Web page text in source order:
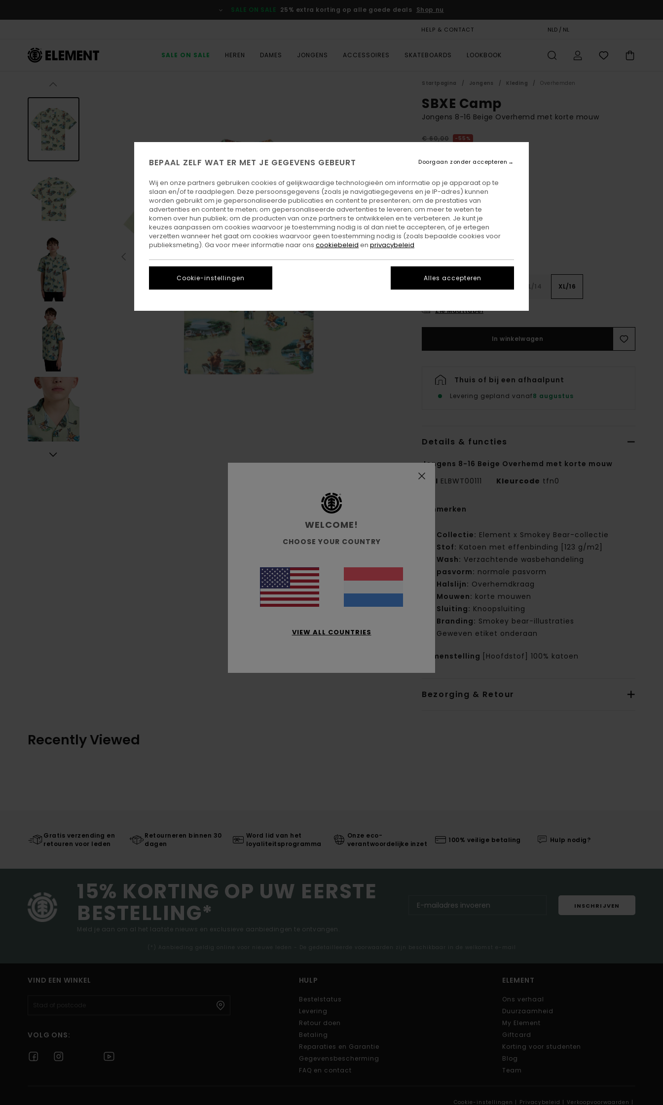
Productinformatie
SALE ON SALE 25% extra korting op alle goede deals Shop nu
HELP & CONTACT NLD / NL
SALE ON SALE HEREN DAMES JONGENS ACCESSOIRES SKATEBOARDS LOOKBOOK
Startpagina Jongens Kleding Overhemden
SBXE Camp
Jongens 8-16 Beige Overhemd met korte mouw
€ 60,00 55%
SALE
KleurOyster Gray
L/14 XL/16
Zie Maattabel
In winkelwagen
Thuis of bij een afhaalpunt
Levering gepland vanaf8 augustus
Details & functies
Jongens 8-16 Beige Overhemd met korte mouw
Stijl ELBWT00111 Kleurcode tfn0
Kenmerken
Collectie: Element x Smokey Bear-collectie
Stof: Katoen met effenbinding [123 g/m2]
Wash: Verzachtende wasbehandeling
pasvorm: normale pasvorm
Halslijn: Overhemdkraag
Mouwen: korte mouwen
Sluiting: Knoopsluiting
Branding: Smokey bear-illustraties
Geweven etiket onderaan
Samenstelling [Hoofdstof] 100% katoen
Bezorging & Retour
Recently Viewed
Gratis verzending en
retouren voor leden
Retourneren binnen 30
dagen
Word lid van het
loyaliteitsprogramma
Onze eco-
verantwoordelijke inzet
100% veilige betaling Hulp nodig?
15% KORTING OP UW EERSTE
BESTELLING*
Meld je aan om al het laatste nieuws en exclusieve aanbiedingen te ontvangen.
INSCHRIJVEN
(*) Aanbieding geldig online voor nieuwe leden - De gedetailleerde voorwaarden zijn beschikbaar in de welkomst e-mail
VIND EEN WINKEL
VOLG ONS:
HULP
Bestelstatus
Levering
Retour doen
Betaling
Reparaties en Garantie
Gegevensbescherming
FAQ en contact
ELEMENT
Ons verhaal
Duurzaamheid
My Element
Giftcard
Korting voor studenten
Blog
Team
Cookie-instellingen | Privacybeleid | Verkoopvoorwaarden |
WELCOME!
CHOOSE YOUR COUNTRY
VIEW ALL COUNTRIES
BEPAAL ZELF WAT ER MET JE GEGEVENS GEBEURT
Wij en onze partners gebruiken cookies of gelijkwaardige technologieën om informatie op je apparaat op te
slaan en/of te raadplegen. Deze persoonsgegevens (zoals je navigatiegegevens en je IP-adres) kunnen
worden gebruikt om je gepersonaliseerde publicaties en content te presenteren; om de prestaties van
advertenties en content te meten; om gepersonaliseerde advertenties te leveren; om meer te weten te
komen over hun publiek; om de producten van onze partners te ontwikkelen en te verbeteren. Je kunt je
keuzes aanpassen om cookies waarvoor je toestemming nodig is al dan niet te accepteren, of je ertegen
verzetten wanneer het gaat om cookies waarvoor geen toestemming nodig is (zoals bepaalde cookies voor
publieksmeting). Ga voor meer informatie naar ons cookiebeleid en privacybeleid
Cookie-instellingen
Doorgaan zonder accepteren
Alles accepteren